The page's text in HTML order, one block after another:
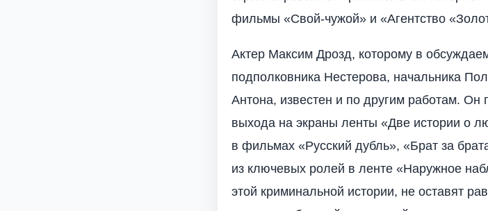
фильмы «Свой-чужой» и «Агентство
Актер Максим Дрозд, которому в
подполковника Нестерова, начальника
Антона, известен и по другим работам. Он
выхода на экраны ленты «Две истории о
в фильмах «Русский дубль», «Брат за
из ключевых ролей в ленте «Наружное
этой криминальной истории, не оставят